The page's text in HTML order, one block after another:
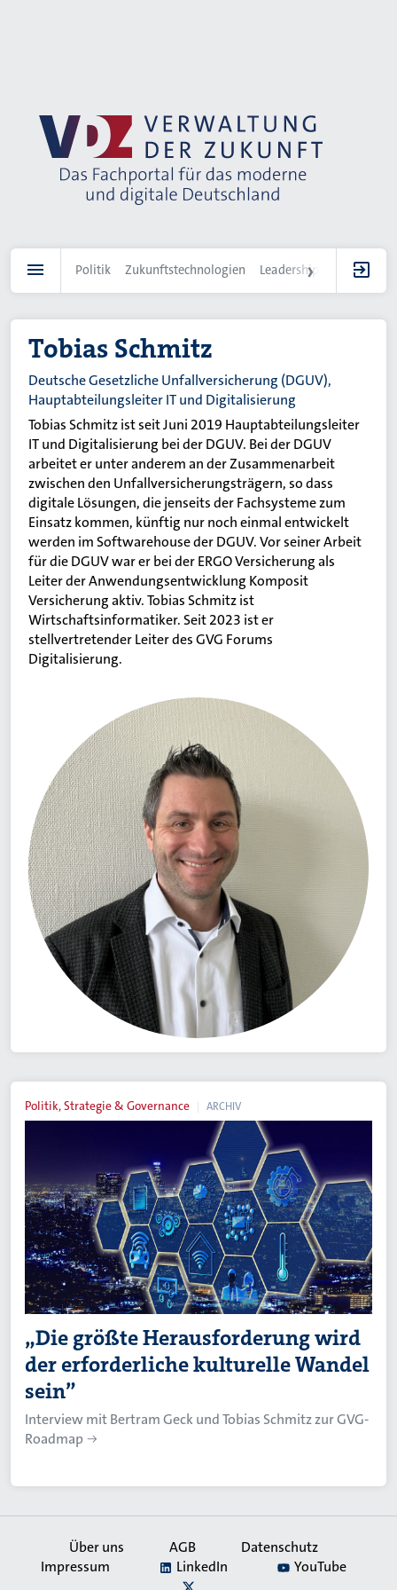
Politik Zukunftstechnologien Leadership IT-
Tobias Schmitz
Deutsche Gesetzliche Unfallversicherung (DGUV),
Hauptabteilungsleiter IT und Digitalisierung
Tobias Schmitz ist seit Juni 2019 Hauptabteilungsleiter
IT und Digitalisierung bei der DGUV. Bei der DGUV
arbeitet er unter anderem an der Zusammenarbeit
zwischen den Unfallversicherungsträgern, so dass
digitale Lösungen, die jenseits der Fachsysteme zum
Einsatz kommen, künftig nur noch einmal entwickelt
werden im Softwarehouse der DGUV. Vor seiner Arbeit
für die DGUV war er bei der ERGO Versicherung als
Leiter der Anwendungsentwicklung Komposit
Versicherung aktiv. Tobias Schmitz ist
Wirtschaftsinformatiker. Seit 2023 ist er
stellvertretender Leiter des GVG Forums
Digitalisierung.
Politik, Strategie & Governance ARCHIV
„Die größte Herausforderung wird
der erforderliche kulturelle Wandel
sein”
Interview mit Bertram Geck und Tobias Schmitz zur GVG-
Roadmap
Secondary
Über uns AGB
Datenschutz
Impressum
LinkedIn
YouTube